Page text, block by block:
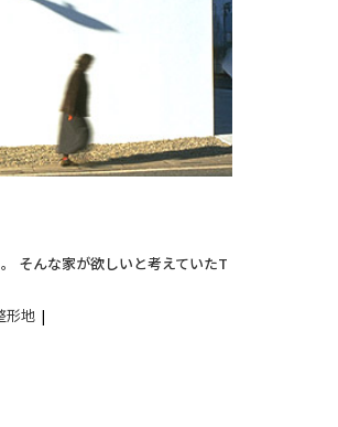
そんな家が欲しいと考えていたT
形地